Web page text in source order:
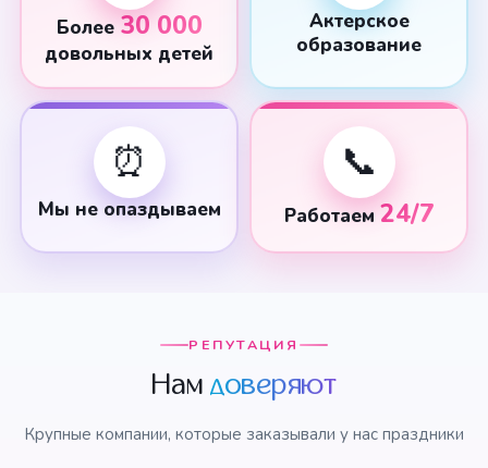
Более30 000
довольных детей
Актерское
образование
⏰
Мы не опаздываем
📞
Работаем 24/7
РЕПУТАЦИЯ
Намдоверяют
Крупные компании, которые заказывали у нас праздники